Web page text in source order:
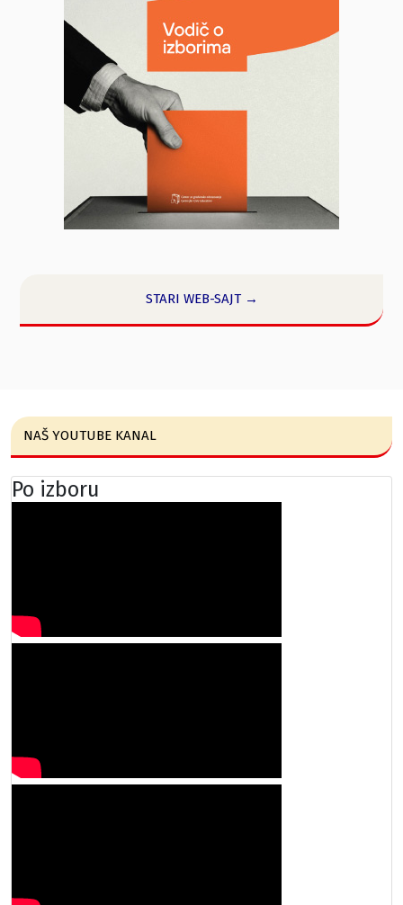
STARI WEB-SAJT →
NAŠ YOUTUBE KANAL
Po izboru